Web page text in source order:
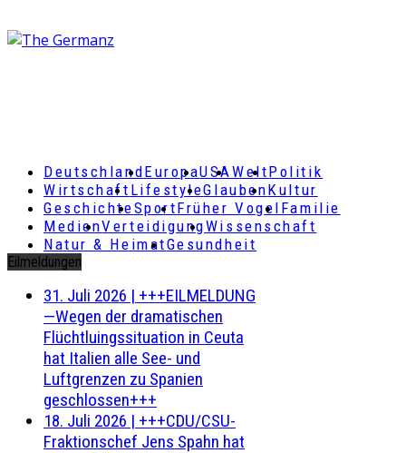
DeutschlandEuropaUSAWeltPolitik
Wirtschaft LifestyleGlaubenKultur
GeschichteSportFrüher Vogel Familie
MedienVerteidigungWissenschaft
Natur & HeimatGesundheit
Eilmeldungen
31. Juli 2026 | +++EILMELDUNG
—Wegen der dramatischen
Flüchtluingssituation in Ceuta
hat Italien alle See- und
Luftgrenzen zu Spanien
geschlossen+++
18. Juli 2026 | +++CDU/CSU-
Fraktionschef Jens Spahn hat